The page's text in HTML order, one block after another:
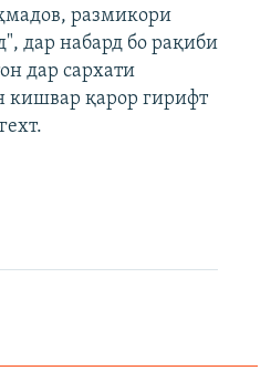
360p 480p
1080p
360p
480p
размикори
дар набард бо рақиби
дар сархати
кишвар қарор гирифт